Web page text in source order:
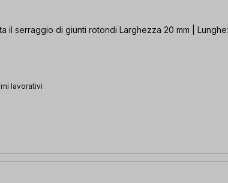
il serraggio di giunti rotondi Larghezza 20 mm |
lavorativi